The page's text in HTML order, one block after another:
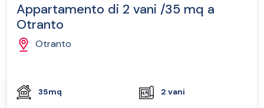
Appartamento di 2 vani /35 mq a
Otranto
Otranto
35mq 2 vani